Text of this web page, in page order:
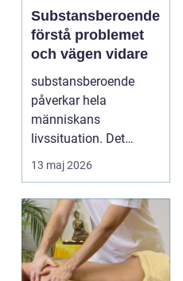
Substansberoende
förstå problemet
och vägen vidare
substansberoende
påverkar hela
människans
livssituation. Det
handlar sällan bara
om alkohol, narkoti...
13 maj 2026